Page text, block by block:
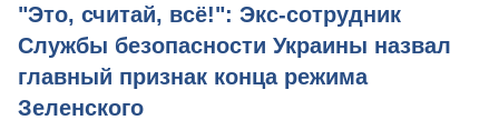
"Это, считай, всё!": Экс-сотрудник
Службы безопасности Украины назвал
главный признак конца режима
Зеленского